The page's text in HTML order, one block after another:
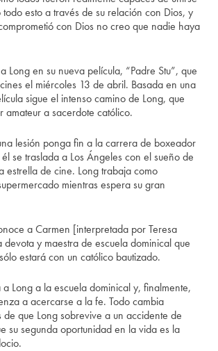
todo esto a través de su relación con Dios, y
con Dios no creo que nadie haya
Long en su nueva película, “Padre Stu”, que
el miércoles 13 de abril. Basada en una
sigue el intenso camino de Long, que
amateur a sacerdote católico.
lesión ponga fin a la carrera de boxeador
se traslada a Los Ángeles con el sueño de
estrella de cine. Long trabaja como
mientras espera su gran
a Carmen [interpretada por Teresa
devota y maestra de escuela dominical que
estará con un católico bautizado.
Long a la escuela dominical y, finalmente,
a acercarse a la fe. Todo cambia
de que Long sobrevive a un accidente de
su segunda oportunidad en la vida es la